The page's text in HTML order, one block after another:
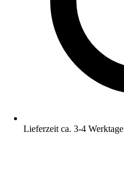
Lieferzeit ca. 3-4 Werktage